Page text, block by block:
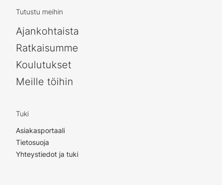
Tutustu meihin
Ajankohtaista
Ratkaisumme
Koulutukset
Meille töihin
Tuki
Asiakasportaali
Tietosuoja
Yhteystiedot ja tuki